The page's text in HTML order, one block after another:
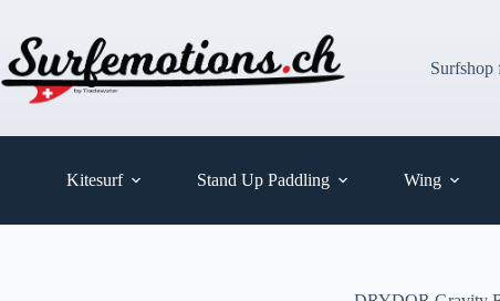
springen
Surfshop
Kitesurf Stand Up Paddling Wing